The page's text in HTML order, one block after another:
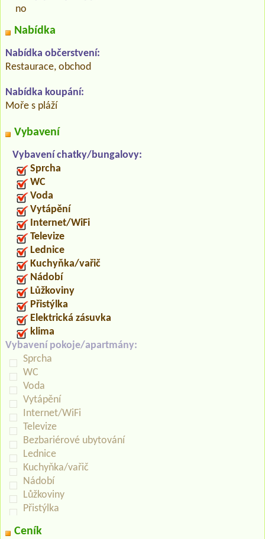
no
Nabídka
Nabídka občerstvení:
Restaurace, obchod
Nabídka koupání:
Moře s pláží
Vybavení
Vybavení chatky/bungalovy:
Sprcha
WC
Voda
Vytápění
Internet/WiFi
Televize
Lednice
Kuchyňka/vařič
Nádobí
Lůžkoviny
Přistýlka
Elektrická zásuvka
klima
Vybavení pokoje/apartmány:
Sprcha
WC
Voda
Vytápění
Internet/WiFi
Televize
Bezbariérové ubytování
Lednice
Kuchyňka/vařič
Nádobí
Lůžkoviny
Přistýlka
Ceník